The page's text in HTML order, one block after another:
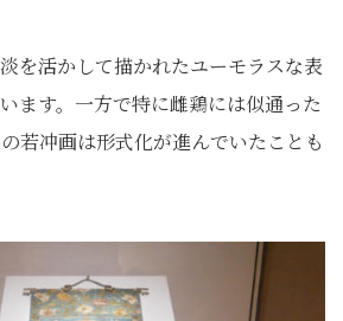
を活かして描かれたユーモラスな表
ます。一方で特に雌鶏には似通った
若冲画は形式化が進んでいたことも